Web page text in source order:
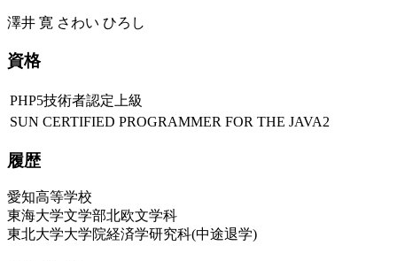
澤井 寛 さわい ひろし
資格
PHP5技術者認定上級
SUN CERTIFIED PROGRAMMER FOR THE JAVA2
履歴
愛知高等学校
東海大学文学部北欧文学科
東北大学大学院経済学研究科(中途退学)